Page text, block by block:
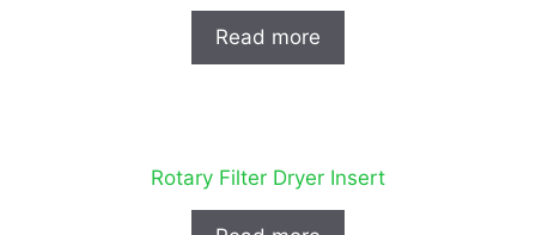
Read more
Rotary Filter Dryer Insert